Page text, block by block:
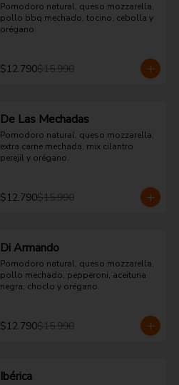
Pomodoro natural, queso mozzarella,
pollo bbq mechado, tocino, cebolla y
orégano.
$12.790$15.990
De Las Mechadas
Pomodoro natural, queso mozzarella,
extra carne mechada, mix cilantro
perejil y orégano.
$12.790$15.990
Di Armando
Pomodoro natural, queso mozzarella,
pollo mechado, pepperoni, aceituna
negra, choclo y orégano.
$12.790$15.990
Ibérica